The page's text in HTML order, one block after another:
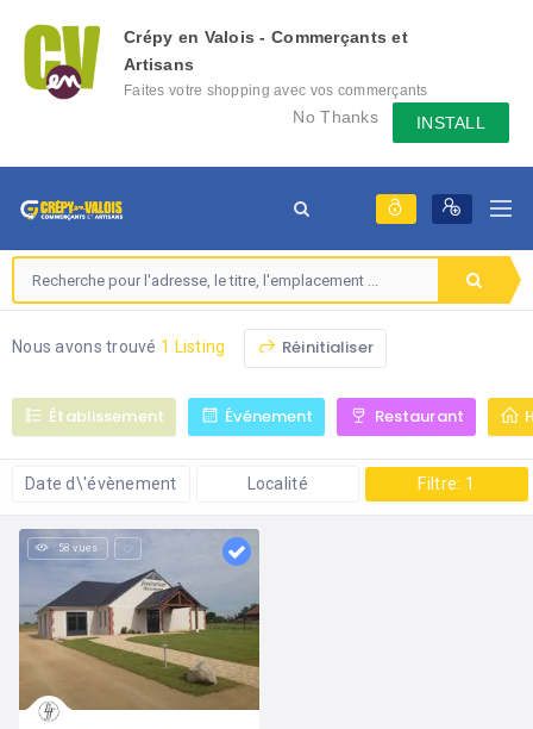
Crépy en Valois - Commerçants et
Artisans
Faites votre shopping avec vos commerçants
locaux depuis votre mobile, échangez des
messages avec eux, consultez le évènement
No Thanks INSTALL
Nous avons trouvé 1 Listing Réinitialiser
Établissement Événement Restaurant
Date d\'évènement Localité Filtre: 1
58 vues